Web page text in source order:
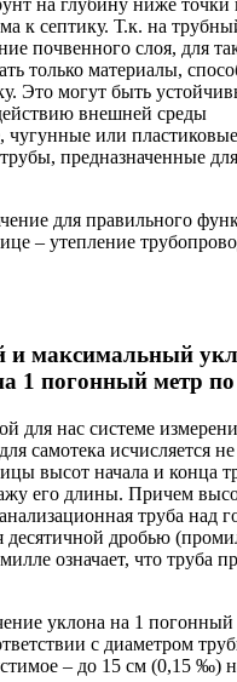
на глубину ниже точки
к септику. Т.к. на
почвенного слоя, для
только материалы,
Это могут быть
внешней среды
чугунные или пластиковые
предназначенные
для правильного
– утепление
максимальный
1 погонный метр
для нас системе
самотека исчисляется
высот начала и конца
его длины. Причем
труба над
десятичной дробью
означает, что труба
уклона на 1 погонный
с диаметром
– до 15 см (0,15 ‰)